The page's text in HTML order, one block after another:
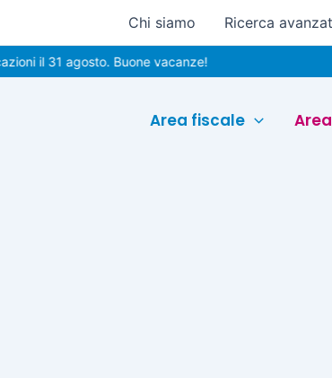
Chi siamo Ricerca
il 31 agosto. Buone vacanze!
Area fiscale